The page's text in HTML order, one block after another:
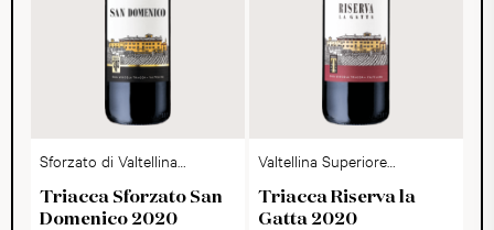
Sforzato di Valtellina
DOCG
Triacca Sforzato San
Domenico 2020
Valtellina Superiore
DOCG
Triacca Riserva la
Gatta 2020